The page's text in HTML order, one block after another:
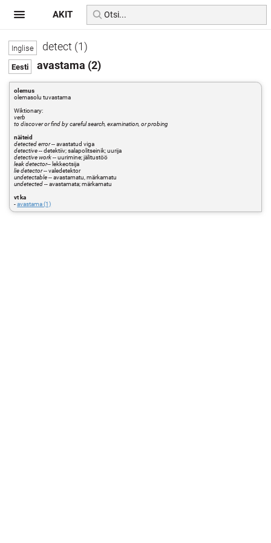
detect (1)
avastama (2)
olemus
olemasolu tuvastama
Wiktionary:
verb
to discover or find by careful search, examination, or probing
näiteid
detected error-- avastatud viga
detective-- detektiiv; salapolitseinik; uurija
detective work-- uurimine; jälitustöö
leak detector-- lekkeotsija
lie detector-- valedetektor
undetectable-- avastamatu, märkamatu
undetected-- avastamata; märkamatu
vt ka
-avastama (1)
AKIT